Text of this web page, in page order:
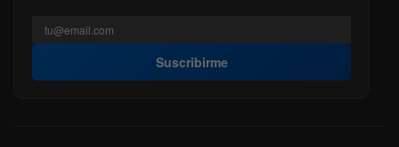
Suscribirme